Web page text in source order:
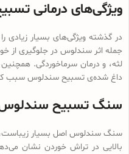
ویژگی‌های درمانی
در گذشته ویژگی‌های بسیار زیادی
جمله اثر سندلوس در جلوگیری از
لثه، و درمان سرماخوردگی.
داغ شده‌ی تسبیح سندلوس سبب
سنگ تسبیح
سنگ سندلوس اصل بسیار زیباست، و
بالایی در تراش خوردن نشان